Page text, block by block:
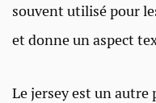
souvent utilisé pour
et donne un aspect
Le jersey est un autre